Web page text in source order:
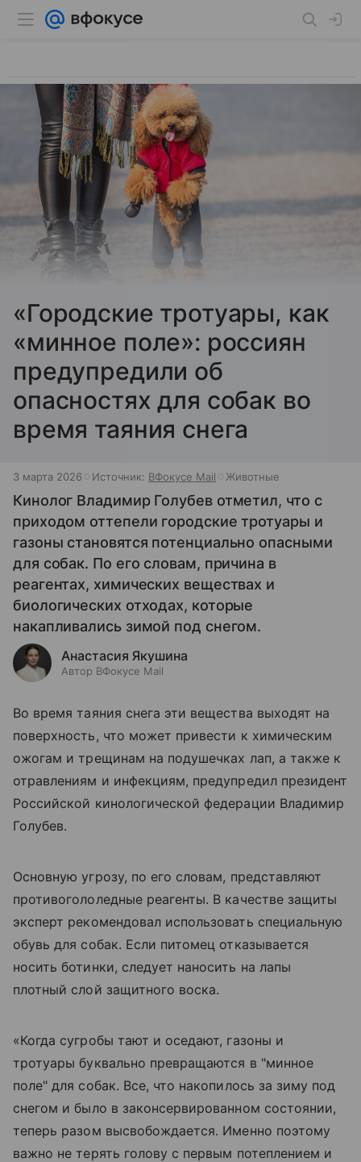
«Городские тротуары, как
«минное поле»: россиян
предупредили об
опасностях для собак во
время таяния снега
3 марта 2026 Источник: ВФокусе Mail Животные
Кинолог Владимир Голубев отметил, что с
приходом оттепели городские тротуары и
газоны становятся потенциально опасными
для собак. По его словам, причина в
реагентах, химических веществах и
биологических отходах, которые
накапливались зимой под снегом.
Анастасия Якушина
Автор ВФокусе Mail
Во время таяния снега эти вещества выходят на
поверхность, что может привести к химическим
ожогам и трещинам на подушечках лап, а также к
отравлениям и инфекциям, предупредил президент
Российской кинологической федерации Владимир
Голубев.
Основную угрозу, по его словам, представляют
противогололедные реагенты. В качестве защиты
эксперт рекомендовал использовать специальную
обувь для собак. Если питомец отказывается
носить ботинки, следует наносить на лапы
плотный слой защитного воска.
«Когда сугробы тают и оседают, газоны и
тротуары буквально превращаются в "минное
поле" для собак. Все, что накопилось за зиму под
снегом и было в законсервированном состоянии,
теперь разом высвобождается. Именно поэтому
важно не терять голову с первым потеплением и